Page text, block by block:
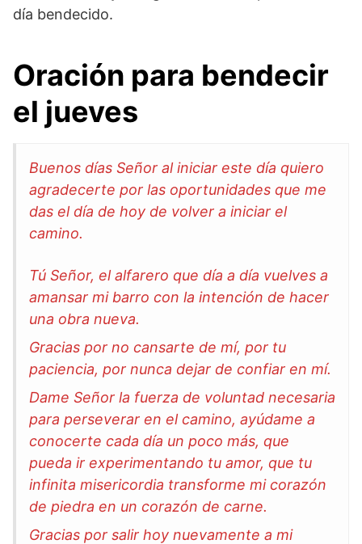
día bendecido.
Oración para bendecir
el jueves
Buenos días Señor al iniciar este día quiero
agradecerte por las oportunidades que me
das el día de hoy de volver a iniciar el
camino.
Tú Señor, el alfarero que día a día vuelves a
amansar mi barro con la intención de hacer
una obra nueva.
Gracias por no cansarte de mí, por tu
paciencia, por nunca dejar de confiar en mí.
Dame Señor la fuerza de voluntad necesaria
para perseverar en el camino, ayúdame a
conocerte cada día un poco más, que
pueda ir experimentando tu amor, que tu
infinita misericordia transforme mi corazón
de piedra en un corazón de carne.
Gracias por salir hoy nuevamente a mi